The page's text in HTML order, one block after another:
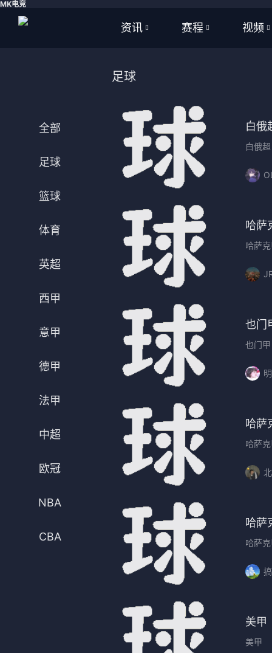
MK电竞
资讯
篮球
体育
英超
意甲
德甲
中超
欧冠
NBA
电竞
赛程
篮球
NBA
CBA
英超
西甲
德甲
法甲
视频
篮球
全部
足球
篮球
体育
英超
西甲
意甲
德甲
法甲
中超
欧冠
NBA
CBA
足球
白俄
白俄超
哈萨
哈萨
也门
也门甲
哈萨
哈萨
哈萨
哈萨
美甲
美甲